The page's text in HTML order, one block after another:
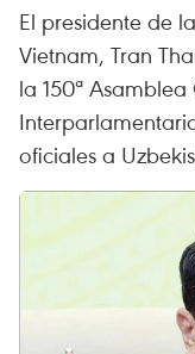
El presidente de
Vietnam, Tran
la 150ª
oficiales a